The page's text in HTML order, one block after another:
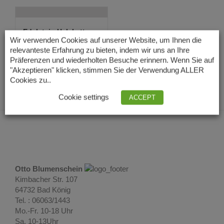
Edelstein Halskette
aus Amethyst, ...
86,00€ Lieferzeit: 3 – 5
Tage
Otto Blumenschein
Kimbacher Str. 107
64732 Bad König
Tel. : 06063/1443
Mo.-Fr. 10-18 Uhr
Sa. 10-13Uhr
Wir verwenden Cookies auf unserer Website, um Ihnen die
relevanteste Erfahrung zu bieten, indem wir uns an Ihre
Präferenzen und wiederholten Besuche erinnern. Wenn Sie auf
"Akzeptieren" klicken, stimmen Sie der Verwendung ALLER
Cookies zu..
Cookie settings ACCEPT